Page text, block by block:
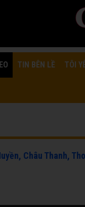
TIN BÊN LỀ TÔI
Châu Thanh,